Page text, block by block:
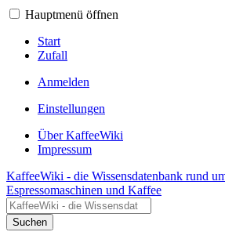
Hauptmenü öffnen
Start
Zufall
Anmelden
Einstellungen
Über KaffeeWiki
Impressum
KaffeeWiki - die Wissensdatenbank rund
Espressomaschinen und Kaffee
Suchen